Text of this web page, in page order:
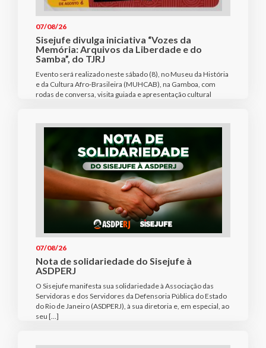
07/08/26
Sisejufe divulga iniciativa “Vozes da
Memória: Arquivos da Liberdade e do
Samba”, do TJRJ
Evento será realizado neste sábado (8), no Museu da História
e da Cultura Afro-Brasileira (MUHCAB), na Gamboa, com
rodas de conversa, visita guiada e apresentação cultural
07/08/26
Nota de solidariedade do Sisejufe à
ASDPERJ
O Sisejufe manifesta sua solidariedade à Associação das
Servidoras e dos Servidores da Defensoria Pública do Estado
do Rio de Janeiro (ASDPERJ), à sua diretoria e, em especial, ao
seu […]